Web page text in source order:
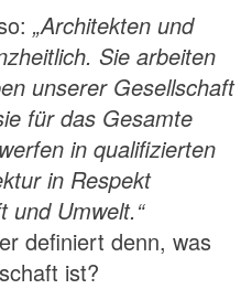
„Architekten und
. Sie arbeiten
unserer Gesellschaft
für das Gesamte
in qualifizierten
in Respekt
und Umwelt.“
definiert denn, was
ist?